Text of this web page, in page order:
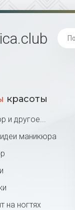
.club
красоты
и другое...
маникюра
на ногтях